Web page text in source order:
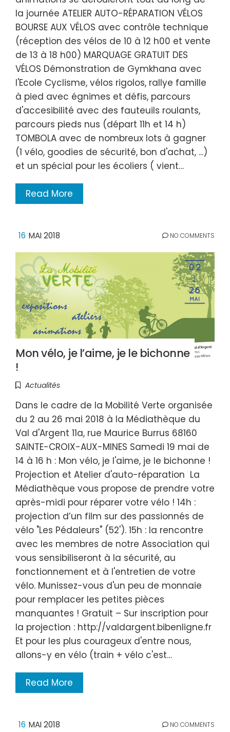
la journée ATELIER AUTO-RÉPARATION VÉLOS
BOURSE AUX VÉLOS avec contrôle technique
(réception des vélos de 10 à 12 h00 et vente
de 13 à 18 h00) MARQUAGE GRATUIT DES
VÉLOS Démonstration de Gymkhana avec
l'Ecole Cyclisme, vélos rigolos, rallye famille
à pied avec égnimes et défis, parcours
d'accesibilité avec des fauteuils roulants,
parcours pieds nus (départ 11h et 14 h)
TOMBOLA avec de nombreux lots à gagner
(1 vélo, goodies de sécurité, bon d'achat, ...)
et un spécial pour les écoliers ( vient…
Read More
16 MAI 2018 NO COMMENTS
Mon vélo, je l’aime, je le bichonne
!
Actualités
Dans le cadre de la Mobilité Verte organisée
du 2 au 26 mai 2018 à la Médiathèque du
Val d'Argent 11a, rue Maurice Burrus 68160
SAINTE-CROIX-AUX-MINES Samedi 19 mai de
14 à 16 h : Mon vélo, je l'aime, je le bichonne !
Projection et Atelier d'auto-réparation La
Médiathèque vous propose de prendre votre
après-midi pour réparer votre vélo ! 14h :
projection d’un film sur des passionnés de
vélo "Les Pédaleurs" (52'). 15h : la rencontre
avec les membres de notre Association qui
vous sensibiliseront à la sécurité, au
fonctionnement et à l'entretien de votre
vélo. Munissez-vous d'un peu de monnaie
pour remplacer les petites pièces
manquantes ! Gratuit – Sur inscription pour
la projection : http://valdargent.bibenligne.fr
Et pour les plus courageux d'entre nous,
allons-y en vélo (train + vélo c'est…
Read More
16 MAI 2018 NO COMMENTS